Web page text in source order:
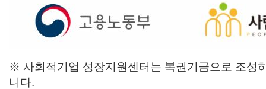
※ 사회적기업 성장지원센터는 복권기금으로 조성
니다.